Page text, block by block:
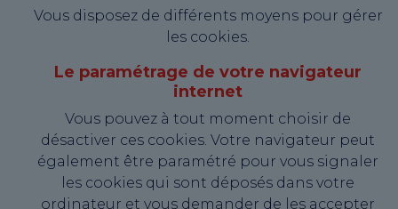
Vous disposez de différents moyens pour gérer
les cookies.
Le paramétrage de votre navigateur
internet
Vous pouvez à tout moment choisir de
désactiver ces cookies. Votre navigateur peut
également être paramétré pour vous signaler
les cookies qui sont déposés dans votre
ordinateur et vous demander de les accepter